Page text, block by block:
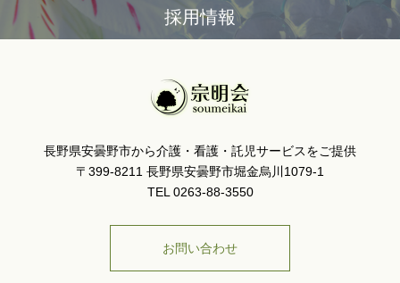
採用情報
長野県安曇野市から介護・看護・託児サービスをご提供
〒399-8211 長野県安曇野市堀金烏川1079-1
TEL 0263-88-3550
お問い合わせ